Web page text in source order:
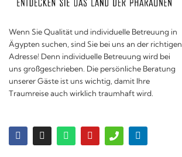
Wenn Sie Qualität und individuelle Betreuung in
Ägypten suchen, sind Sie bei uns an der richtigen
Adresse! Denn individuelle Betreuung wird bei
uns großgeschrieben. Die persönliche Beratung
unserer Gäste ist uns wichtig, damit Ihre
Traumreise auch wirklich traumhaft wird.